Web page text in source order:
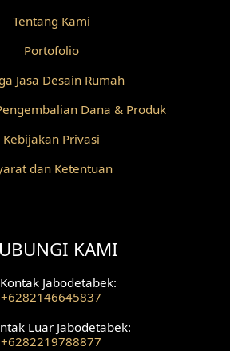
Level
Kayu
Tentang Kami
Portofolio
Jasa Desain Rumah
Dana & Produk
Kebijakan Privasi
dan Ketentuan
KAMI
Jabodetabek:
+6282146645837
Luar Jabodetabek:
+6282219788877